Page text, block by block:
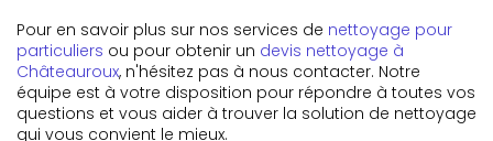
Pour en savoir plus sur nos services de nettoyage pour
particuliers ou pour obtenir un devis nettoyage à
Châteauroux, n'hésitez pas à nous contacter. Notre
équipe est à votre disposition pour répondre à toutes vos
questions et vous aider à trouver la solution de nettoyage
qui vous convient le mieux.